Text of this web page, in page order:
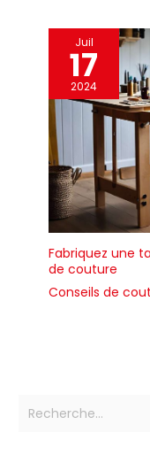
Juil
17
2024
Fabriquez une
de couture
Conseils de